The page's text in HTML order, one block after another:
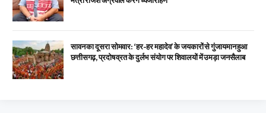
सावन का दूसरा सोमवार: ‘हर-हर महादेव’ के जयकारों से गुंजायमान हुआ
छत्तीसगढ़, प्रदोष व्रत के दुर्लभ संयोग पर शिवालयों में उमड़ा जनसैलाब